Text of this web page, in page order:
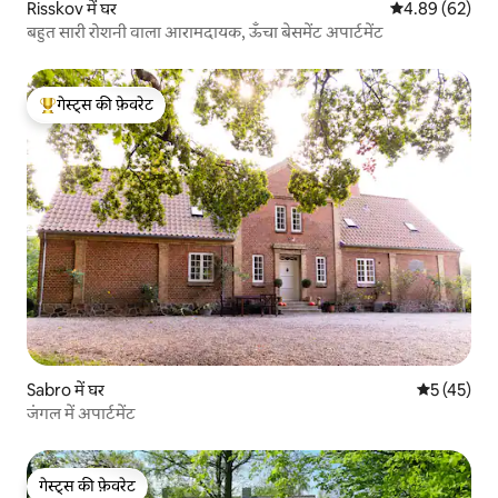
Risskov में घर औसत रेटिंग 5 में
4.89 (62)
बहुत सारी रोशनी वाला आरामदायक, ऊँचा बेसमेंट अपार्टमेंट
गेस्ट्स का टॉप फ़ेवरेट
गेस्ट्स की फ़ेवरेट
Sabro में घर औसत रेटिंग
5 (45)
जंगल में अपार्टमेंट
गेस्ट्स की फ़ेवरेट